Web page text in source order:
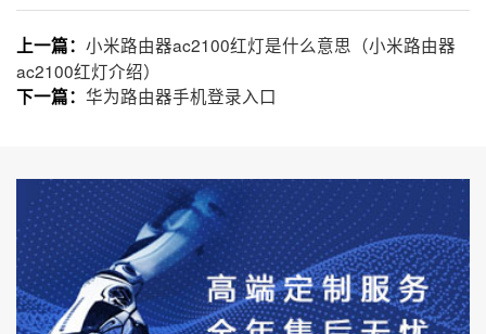
上一篇： 小米路由器ac2100红灯是什么意思（小米路由器
ac2100红灯介绍）
下一篇： 华为路由器手机登录入口